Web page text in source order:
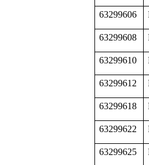
63299606
63299608
63299610
63299612
63299618
63299622
63299625